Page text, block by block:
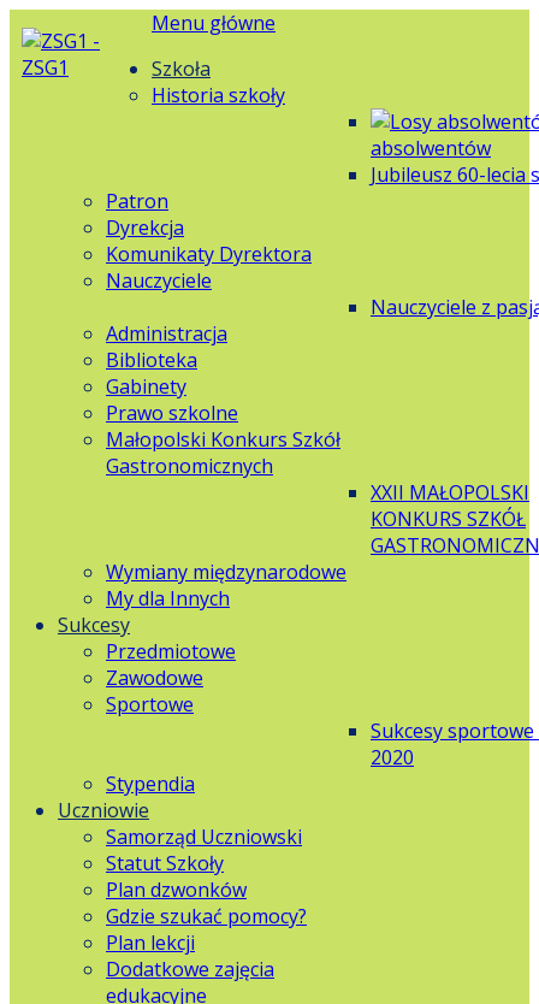
Menu główne
Szkoła
Historia szkoły
absolwentów
Jubileusz 60-lecia
Patron
Dyrekcja
Komunikaty Dyrektora
Nauczyciele
Nauczyciele z
Administracja
Biblioteka
Gabinety
Prawo szkolne
Małopolski Konkurs Szkół
Gastronomicznych
XXII MAŁOPOLSKI
KONKURS SZKÓŁ
Wymiany międzynarodowe
My dla Innych
Sukcesy
Przedmiotowe
Zawodowe
Sportowe
Sukcesy sportowe
2020
Stypendia
Uczniowie
Samorząd Uczniowski
Statut Szkoły
Plan dzwonków
Gdzie szukać pomocy?
Plan lekcji
Dodatkowe zajęcia
edukacyjne